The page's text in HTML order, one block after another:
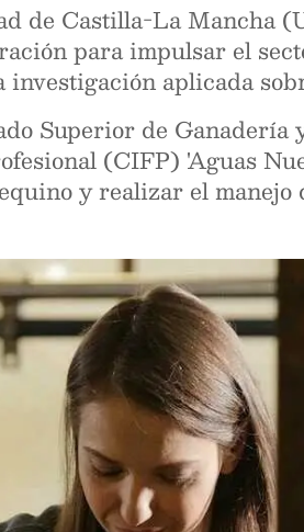
de Castilla-La Mancha
para impulsar el
aplicada
Superior de
(CIFP) 'Aguas
y realizar el manejo